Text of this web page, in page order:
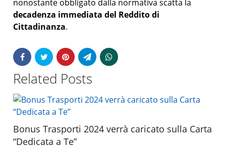
nonostante obbligato dalla normativa scatta la
decadenza immediata del Reddito di
Cittadinanza.
Related Posts
Bonus Trasporti 2024 verrà caricato sulla Carta
“Dedicata a Te”